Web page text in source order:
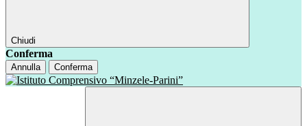
Chiudi
Conferma
Annulla Conferma